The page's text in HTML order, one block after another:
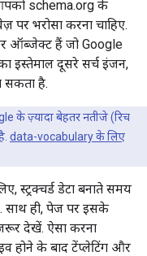
schema.org के
पर भरोसा करना चाहिए.
ऑब्जेक्ट हैं जो Google
इस्तेमाल दूसरे सर्च इंजन,
सकता है.
के ज़्यादा बेहतर नतीजे (रिच
data-vocabulary के लिए
स्ट्रक्चर्ड डेटा बनाते समय
ही, पेज पर इसके
देखें. ऐसा करना
होने के बाद टेंप्लेटिंग और